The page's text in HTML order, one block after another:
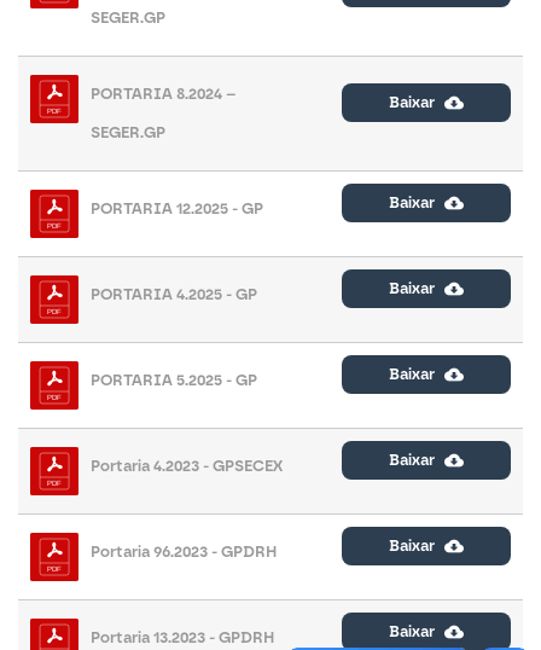
SEGER.GP
PORTARIA 8.2024 –
SEGER.GP
Baixar
PORTARIA 12.2025 - GP Baixar
PORTARIA 4.2025 - GP Baixar
PORTARIA 5.2025 - GP Baixar
Portaria 4.2023 - GPSECEX Baixar
Portaria 96.2023 - GPDRH Baixar
Portaria 13.2023 - GPDRH Baixar